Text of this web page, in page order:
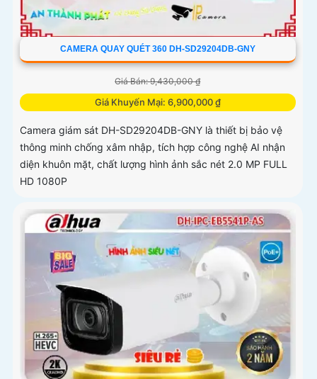
CAMERA QUAY QUÉT 360 DH-SD29204DB-GNY
Giá Bán: 9,430,000 ₫
Giá Khuyến Mại: 6,900,000 ₫
Camera giám sát DH-SD29204DB-GNY là thiết bị bảo vệ
thông minh chống xâm nhập, tích hợp công nghệ AI nhận
diện khuôn mặt, chất lượng hình ảnh sắc nét 2.0 MP FULL
HD 1080P